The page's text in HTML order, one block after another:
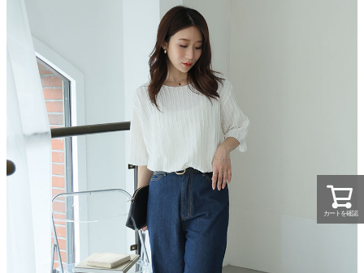
カートを確認